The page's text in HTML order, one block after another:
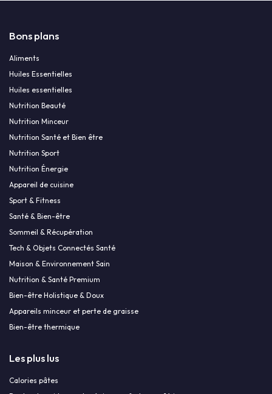
Bons plans
Aliments
Huiles Essentielles
Huiles essentielles
Nutrition Beauté
Nutrition Minceur
Nutrition Santé et Bien être
Nutrition Sport
Nutrition Énergie
Appareil de cuisine
Sport & Fitness
Santé & Bien-être
Sommeil & Récupération
Tech & Objets Connectés Santé
Maison & Environnement Sain
Nutrition & Santé Premium
Bien-être Holistique & Doux
Appareils minceur et perte de graisse
Bien-être thermique
Les plus lus
Calories pâtes